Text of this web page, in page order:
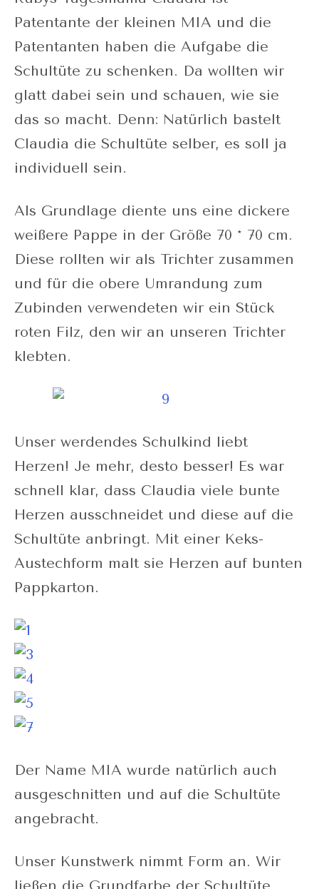
Patentante der kleinen MIA und die
Patentanten haben die Aufgabe die
Schultüte zu schenken. Da wollten wir
glatt dabei sein und schauen, wie sie
das so macht. Denn: Natürlich bastelt
Claudia die Schultüte selber, es soll ja
individuell sein.
Als Grundlage diente uns eine dickere
weißere Pappe in der Größe 70 * 70 cm.
Diese rollten wir als Trichter zusammen
und für die obere Umrandung zum
Zubinden verwendeten wir ein Stück
roten Filz, den wir an unseren Trichter
klebten.
Unser werdendes Schulkind liebt
Herzen! Je mehr, desto besser! Es war
schnell klar, dass Claudia viele bunte
Herzen ausschneidet und diese auf die
Schultüte anbringt. Mit einer Keks-
Austechform malt sie Herzen auf bunten
Pappkarton.
Der Name MIA wurde natürlich auch
ausgeschnitten und auf die Schultüte
angebracht.
Unser Kunstwerk nimmt Form an. Wir